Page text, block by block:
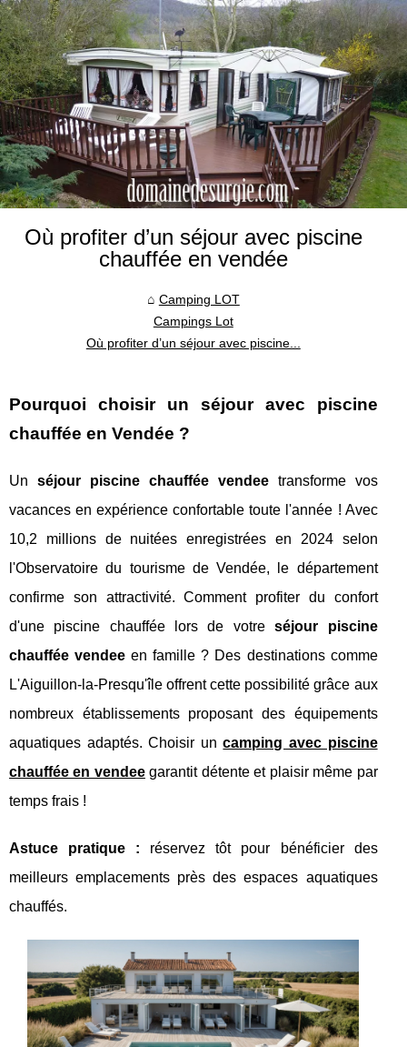
Où profiter d’un séjour avec piscine
chauffée en vendée
Camping LOT
Campings Lot
Où profiter d’un séjour avec piscine...
Pourquoi choisir un séjour avec piscine
chauffée en Vendée ?
Un séjour piscine chauffée vendeetransforme vos
vacances en expérience confortable toute l'année ! Avec
10,2 millions de nuitées enregistrées en 2024 selon
l'Observatoire du tourisme de Vendée, le département
confirme son attractivité. Comment profiter du confort
d'une piscine chauffée lors de votreséjour piscine
chauffée vendee en famille ? Des destinations comme
L'Aiguillon-la-Presqu'île offrent cette possibilité grâce aux
nombreux établissements proposant des équipements
aquatiques adaptés. Choisir uncamping avec piscine
chauffée en vendeegarantit détente et plaisir même par
temps frais !
Astuce pratique : réservez tôt pour bénéficier des
meilleurs emplacements près des espaces aquatiques
chauffés.